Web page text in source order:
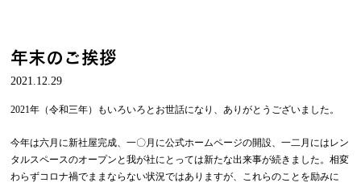
年末のご挨拶
2021.12.29
2021年（令和三年）もいろいろとお世話になり、ありがとうございました。
今年は六月に新社屋完成、一〇月に公式ホームページの開設、一二月にはレン
タルスペースのオープンと我が社にとっては新たな出来事が続きました。相変
わらずコロナ禍でままならない状況ではありますが、これらのことを励みに